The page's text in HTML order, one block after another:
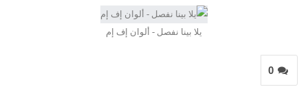
يلا بينا نفصل - ألوان إف إم
0